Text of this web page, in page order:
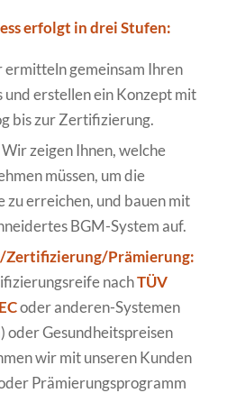
erfolgt in drei Stufen:
ermitteln gemeinsam Ihren
erstellen ein Konzept mit
bis zur Zertifizierung.
Wir zeigen Ihnen, welche
müssen, um die
erreichen, und bauen mit
BGM-System auf.
Zertifizierung/Prämierung:
nachTÜV
oder anderen-Systemen
oder Gesundheitspreisen
wir mit unseren Kunden
Prämierungsprogramm